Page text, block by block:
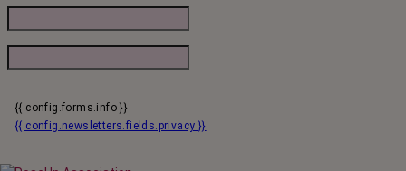
{{ config.forms.info }}
{{ config.newsletters.fields.privacy }}